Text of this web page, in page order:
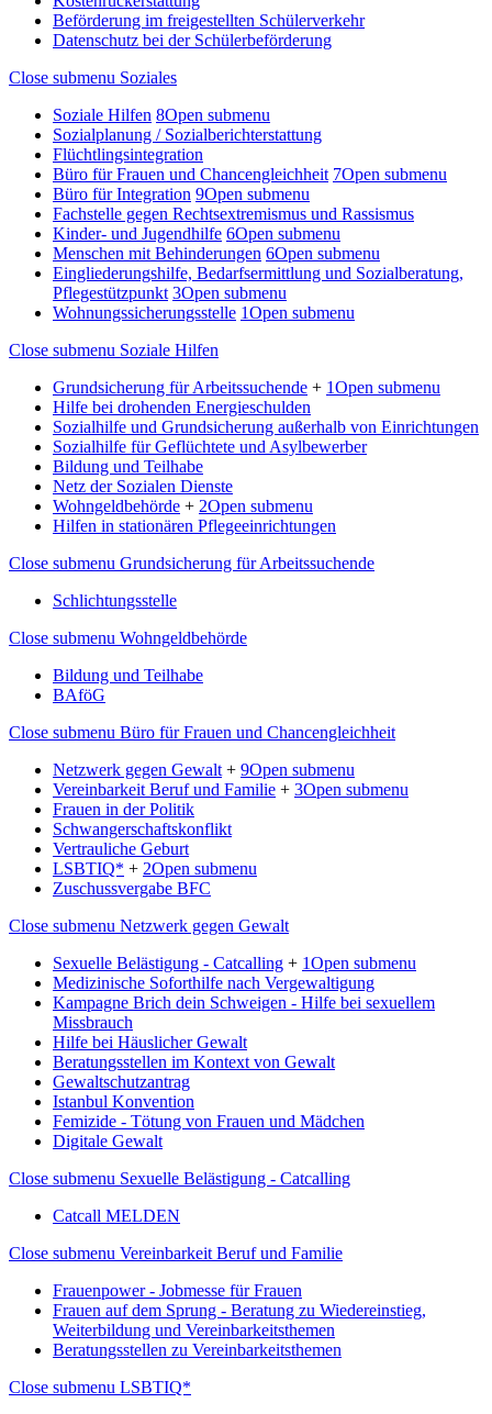
Beförderung im freigestellten Schülerverkehr
Datenschutz bei der Schülerbeförderung
Close submenu Soziales
Soziale Hilfen 8Open submenu
Sozialplanung / Sozialberichterstattung
Flüchtlingsintegration
Büro für Frauen und Chancengleichheit 7Open submenu
Büro für Integration 9Open submenu
Fachstelle gegen Rechtsextremismus und Rassismus
Kinder- und Jugendhilfe 6Open submenu
Menschen mit Behinderungen 6Open submenu
Eingliederungshilfe, Bedarfsermittlung und Sozialberatung,
Pflegestützpunkt 3Open submenu
Wohnungssicherungsstelle 1Open submenu
Close submenu Soziale Hilfen
Grundsicherung für Arbeitssuchende + 1Open submenu
Hilfe bei drohenden Energieschulden
Sozialhilfe und Grundsicherung außerhalb von Einrichtungen
Sozialhilfe für Geflüchtete und Asylbewerber
Bildung und Teilhabe
Netz der Sozialen Dienste
Wohngeldbehörde + 2Open submenu
Hilfen in stationären Pflegeeinrichtungen
Close submenu Grundsicherung für Arbeitssuchende
Schlichtungsstelle
Close submenu Wohngeldbehörde
Bildung und Teilhabe
BAföG
Close submenu Büro für Frauen und Chancengleichheit
Netzwerk gegen Gewalt + 9Open submenu
Vereinbarkeit Beruf und Familie + 3Open submenu
Frauen in der Politik
Schwangerschaftskonflikt
Vertrauliche Geburt
LSBTIQ* + 2Open submenu
Zuschussvergabe BFC
Close submenu Netzwerk gegen Gewalt
Sexuelle Belästigung - Catcalling + 1Open submenu
Medizinische Soforthilfe nach Vergewaltigung
Kampagne Brich dein Schweigen - Hilfe bei sexuellem
Missbrauch
Hilfe bei Häuslicher Gewalt
Beratungsstellen im Kontext von Gewalt
Gewaltschutzantrag
Istanbul Konvention
Femizide - Tötung von Frauen und Mädchen
Digitale Gewalt
Close submenu Sexuelle Belästigung - Catcalling
Catcall MELDEN
Close submenu Vereinbarkeit Beruf und Familie
Frauenpower - Jobmesse für Frauen
Frauen auf dem Sprung - Beratung zu Wiedereinstieg,
Weiterbildung und Vereinbarkeitsthemen
Beratungsstellen zu Vereinbarkeitsthemen
Close submenu LSBTIQ*